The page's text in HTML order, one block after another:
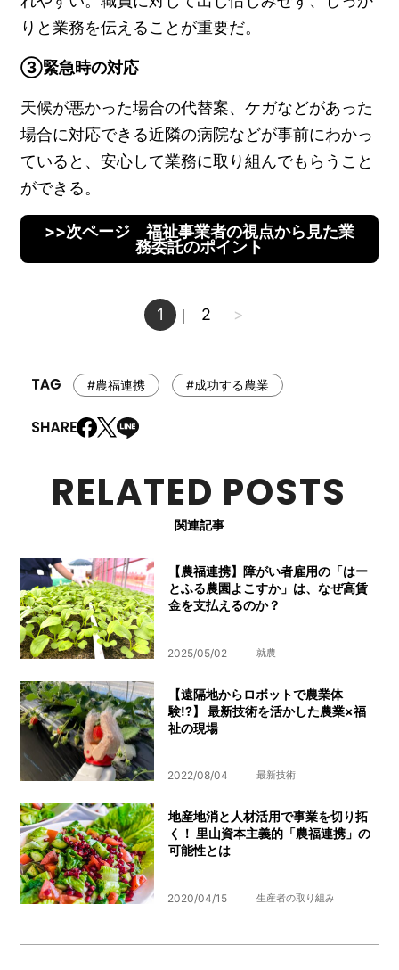
りと業務を伝えることが重要だ。
③緊急時の対応
天候が悪かった場合の代替案、ケガなどがあった
場合に対応できる近隣の病院などが事前にわかっ
ていると、安心して業務に取り組んでもらうこと
ができる。
>>次ページ 福祉事業者の視点から見た業
務委託のポイント
1 ｜ 2 >
#農福連携 #成功する農業
RELATED POSTS
関連記事
【農福連携】障がい者雇用の「はー
とふる農園よこすか」は、なぜ高賃
金を支払えるのか？
2025/05/02 就農
【遠隔地からロボットで農業体
験!?】 最新技術を活かした農業×福
祉の現場
2022/08/04 最新技術
地産地消と人材活用で事業を切り拓
く！ 里山資本主義的「農福連携」の
可能性とは
2020/04/15 生産者の取り組み